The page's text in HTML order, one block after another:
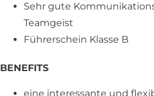
Sehr gute
Teamgeist
Führerschein Klasse B
BENEFITS
eine interessante und